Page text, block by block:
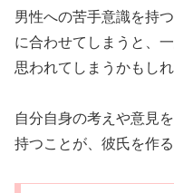
男性への苦手意識を持
に合わせてしまうと、
思われてしまうかもしれ
自分自身の考えや意見
持つことが、彼氏を作